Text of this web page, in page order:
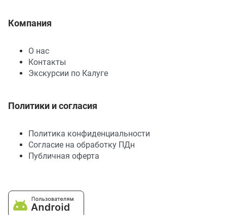
Компания
О нас
Контакты
Экскурсии по Калуге
Политики и согласия
Политика конфиденциальности
Согласие на обработку ПДн
Публичная оферта